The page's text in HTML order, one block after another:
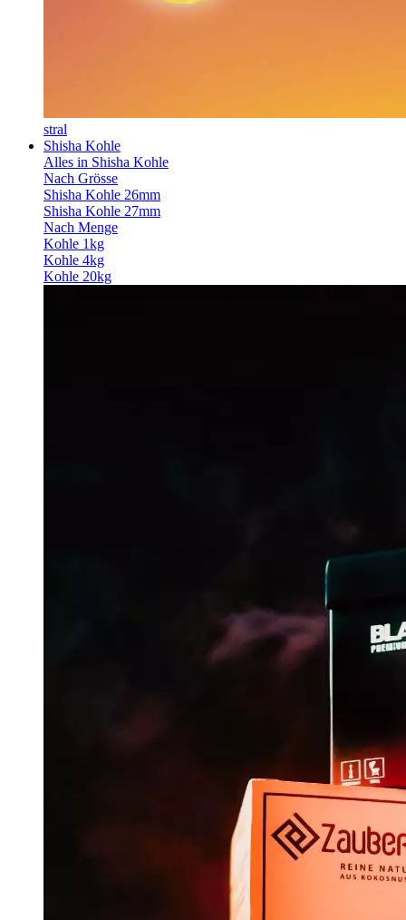
stral
Shisha Kohle
Alles in Shisha Kohle
Nach Grösse
Shisha Kohle 26mm
Shisha Kohle 27mm
Nach Menge
Kohle 1kg
Kohle 4kg
Kohle 20kg